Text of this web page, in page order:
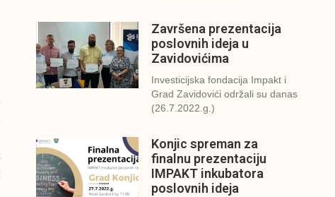
Završena prezentacija
poslovnih ideja u
Zavidovićima
Investicijska fondacija Impakt i
Grad Zavidovići održali su danas
(26.7.2022.g.)
Konjic spreman za
finalnu prezentaciju
IMPAKT inkubatora
poslovnih ideja